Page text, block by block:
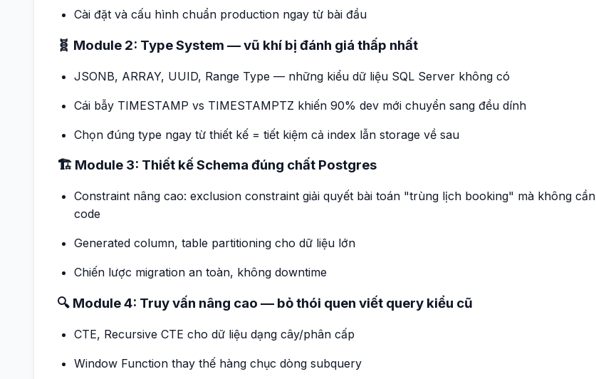
Cài đặt và cấu hình chuẩn production ngay từ bài đầu
🧬 Module 2: Type System — vũ khí bị đánh giá thấp nhất
JSONB, ARRAY, UUID, Range Type — những kiểu dữ liệu SQL Server không có
Cái bẫy TIMESTAMP vs TIMESTAMPTZ khiến 90% dev mới chuyển sang đều dính
Chọn đúng type ngay từ thiết kế = tiết kiệm cả index lẫn storage về sau
🏗️ Module 3: Thiết kế Schema đúng chất Postgres
Constraint nâng cao: exclusion constraint giải quyết bài toán "trùng lịch booking" mà không cần
code
Generated column, table partitioning cho dữ liệu lớn
Chiến lược migration an toàn, không downtime
🔍 Module 4: Truy vấn nâng cao — bỏ thói quen viết query kiểu cũ
CTE, Recursive CTE cho dữ liệu dạng cây/phân cấp
Window Function thay thế hàng chục dòng subquery